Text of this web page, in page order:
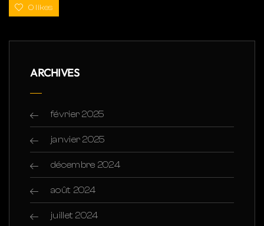
0 likes
ARCHIVES
février 2025
janvier 2025
décembre 2024
août 2024
juillet 2024